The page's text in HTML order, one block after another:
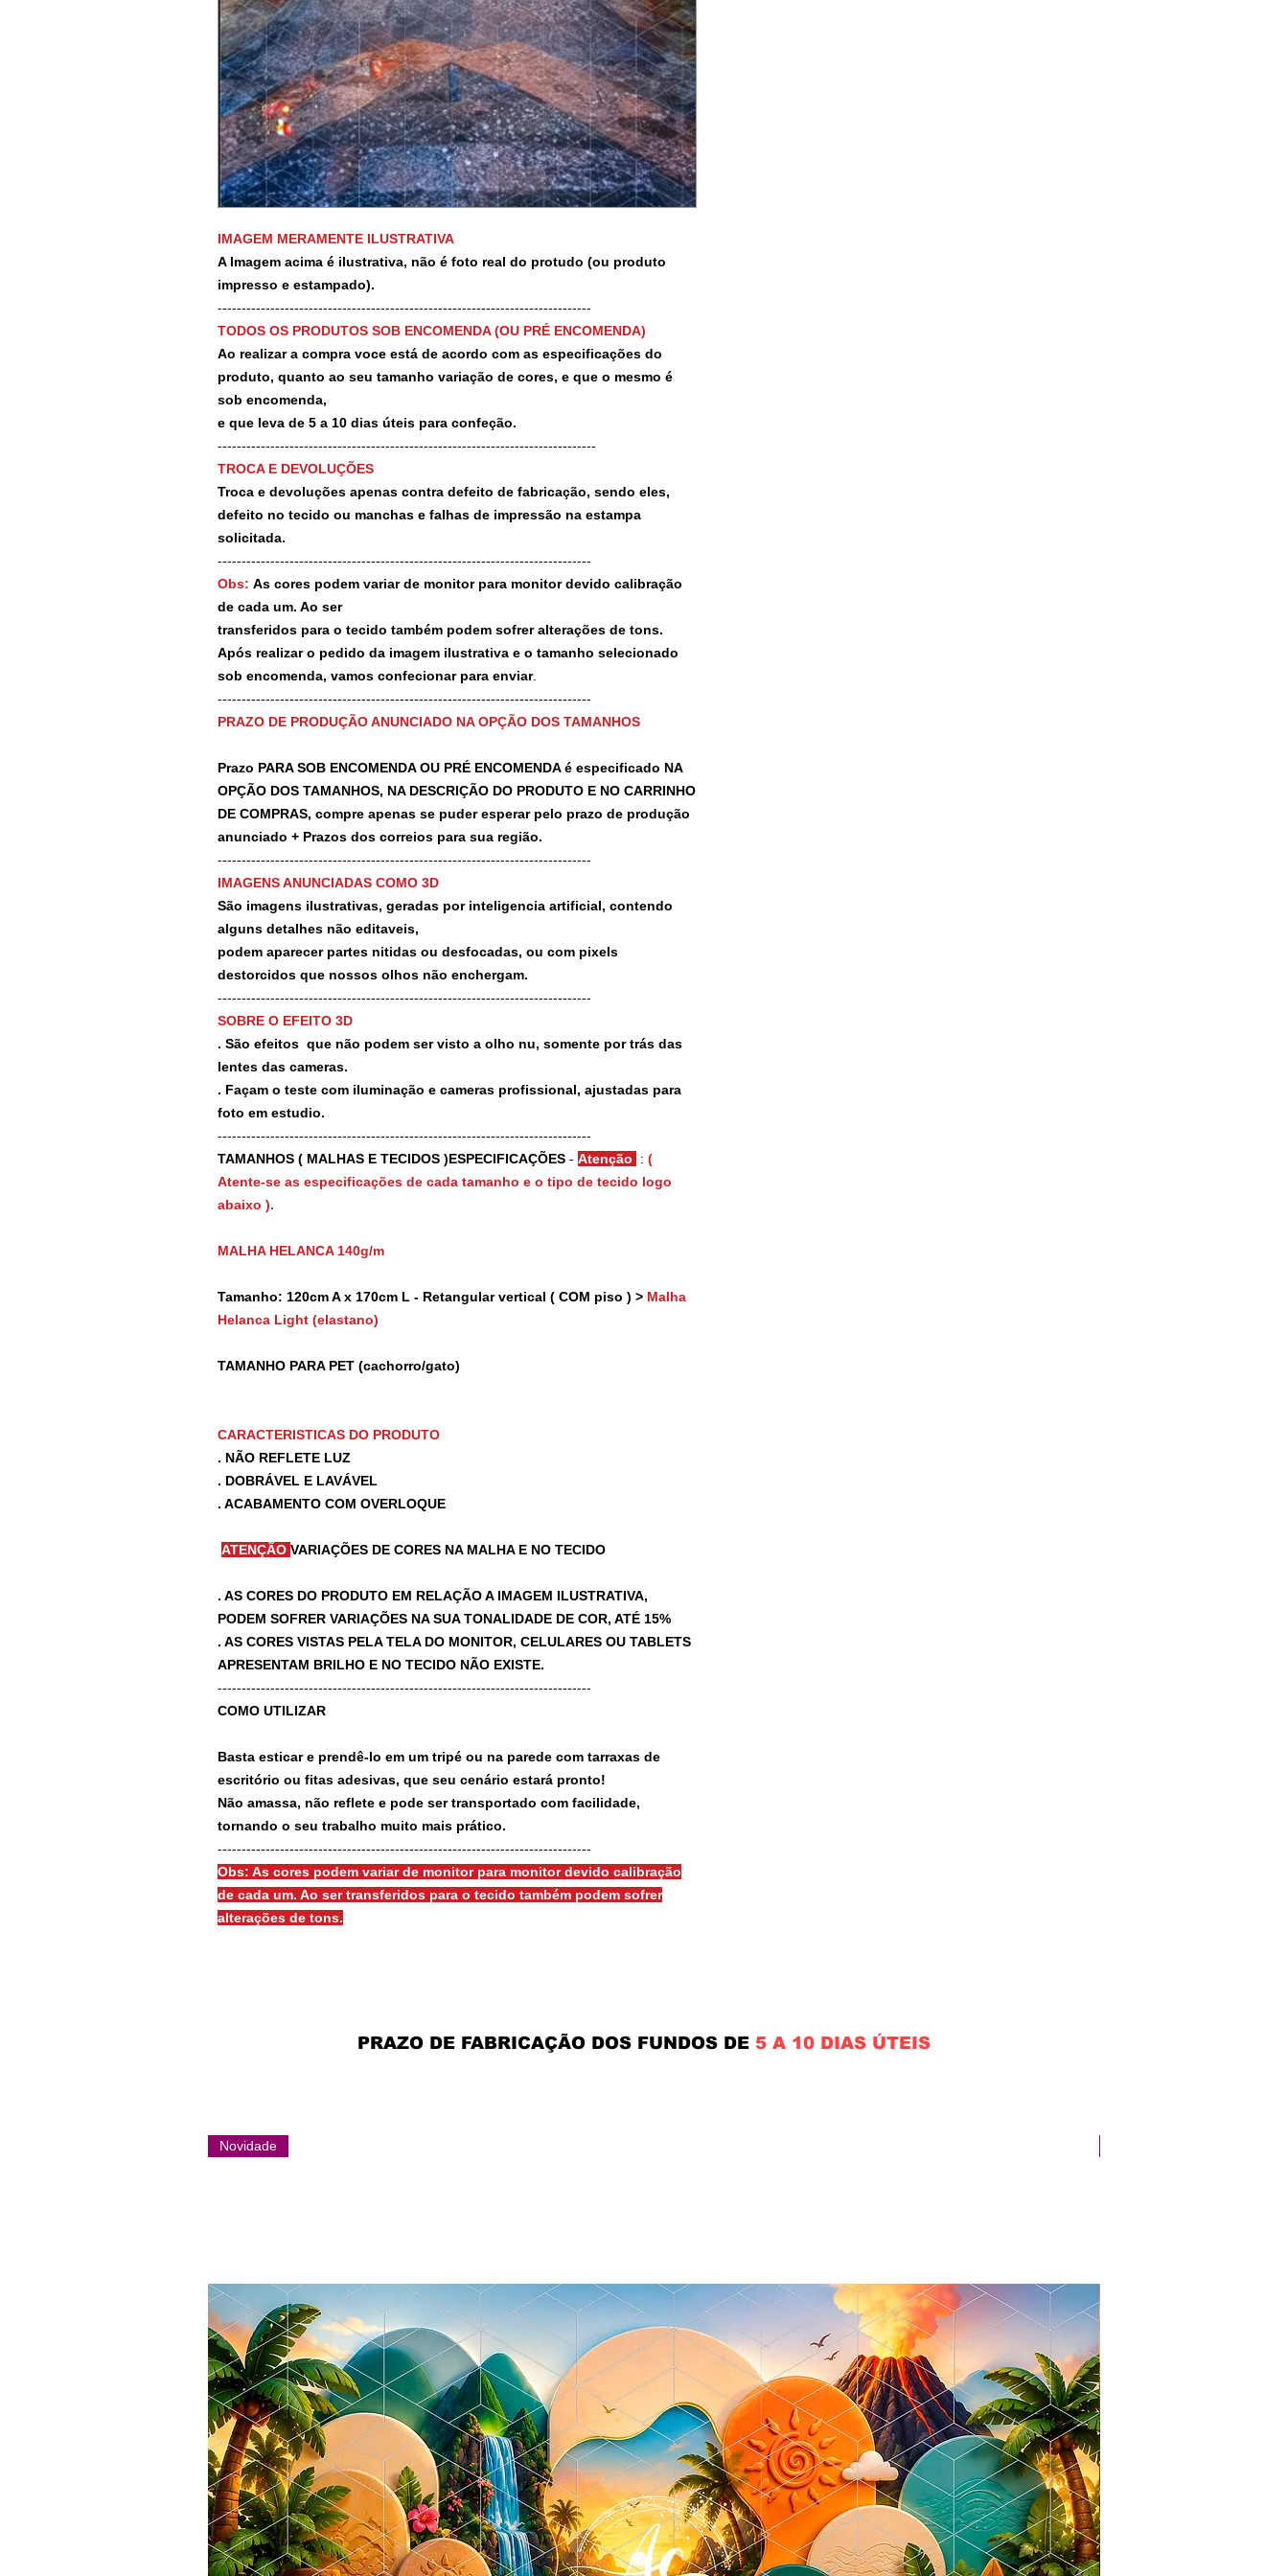
IMAGEM MERAMENTE ILUSTRATIVA
A Imagem acima é ilustrativa, não é foto real do protudo (ou produto
impresso e estampado).
------------------------------------------------------------------------------
TODOS OS PRODUTOS SOB ENCOMENDA (OU PRÉ ENCOMENDA)
Ao realizar a compra voce está de acordo com as especificações do
produto, quanto ao seu tamanho variação de cores, e que o mesmo é
sob encomenda,
e que leva de 5 a 10 dias úteis para confeção.
-------------------------------------------------------------------------------
TROCA E DEVOLUÇÕES
Troca e devoluções apenas contra defeito de fabricação, sendo eles,
defeito no tecido ou manchas e falhas de impressão na estampa
solicitada.
------------------------------------------------------------------------------
Obs: As cores podem variar de monitor para monitor devido calibração
de cada um. Ao ser
transferidos para o tecido também podem sofrer alterações de tons.
Após realizar o pedido da imagem ilustrativa e o tamanho selecionado
sob encomenda, vamos confecionar para enviar.
------------------------------------------------------------------------------
PRAZO DE PRODUÇÃO ANUNCIADO NA OPÇÃO DOS TAMANHOS
Prazo PARA SOB ENCOMENDA OU PRÉ ENCOMENDA é especificado NA
OPÇÃO DOS TAMANHOS, NA DESCRIÇÃO DO PRODUTO E NO CARRINHO
DE COMPRAS, compre apenas se puder esperar pelo prazo de produção
anunciado + Prazos dos correios para sua região.
------------------------------------------------------------------------------
IMAGENS ANUNCIADAS COMO 3D
São imagens ilustrativas, geradas por inteligencia artificial, contendo
alguns detalhes não editaveis,
podem aparecer partes nitidas ou desfocadas, ou com pixels
destorcidos que nossos olhos não enchergam.
------------------------------------------------------------------------------
SOBRE O EFEITO 3D
. São efeitos que não podem ser visto a olho nu, somente por trás das
lentes das cameras.
. Façam o teste com iluminação e cameras profissional, ajustadas para
foto em estudio.
------------------------------------------------------------------------------
TAMANHOS ( MALHAS E TECIDOS )ESPECIFICAÇÕES - Atenção : (
Atente-se as especificações de cada tamanho e o tipo de tecido logo
abaixo ).
MALHA HELANCA 140g/m
Tamanho: 120cm A x 170cm L - Retangular vertical ( COM piso ) > Malha
Helanca Light (elastano)
TAMANHO PARA PET (cachorro/gato)
CARACTERISTICAS DO PRODUTO
. NÃO REFLETE LUZ
. DOBRÁVEL E LAVÁVEL
. ACABAMENTO COM OVERLOQUE
ATENÇÃO VARIAÇÕES DE CORES NA MALHA E NO TECIDO
. AS CORES DO PRODUTO EM RELAÇÃO A IMAGEM ILUSTRATIVA,
PODEM SOFRER VARIAÇÕES NA SUA TONALIDADE DE COR, ATÉ 15%
. AS CORES VISTAS PELA TELA DO MONITOR, CELULARES OU TABLETS
APRESENTAM BRILHO E NO TECIDO NÃO EXISTE.
------------------------------------------------------------------------------
COMO UTILIZAR
Basta esticar e prendê-lo em um tripé ou na parede com tarraxas de
escritório ou fitas adesivas, que seu cenário estará pronto!
Não amassa, não reflete e pode ser transportado com facilidade,
tornando o seu trabalho muito mais prático.
------------------------------------------------------------------------------
Obs: As cores podem variar de monitor para monitor devido calibração
de cada um. Ao ser transferidos para o tecido também podem sofrer
alterações de tons.
PRAZO DE FABRICAÇÃO DOS FUNDOS DE 5 A 10 DIAS ÚTEIS
Novidade